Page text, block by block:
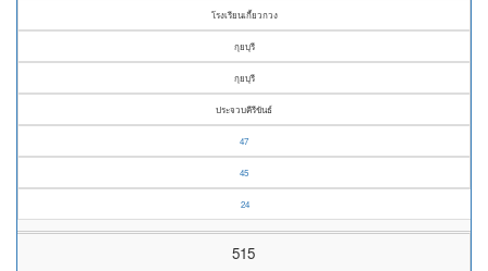
โรงเรียนเกี้ยวกวง
กุยบุรี
กุยบุรี
ประจวบคีรีขันธ์
47
45
24
515